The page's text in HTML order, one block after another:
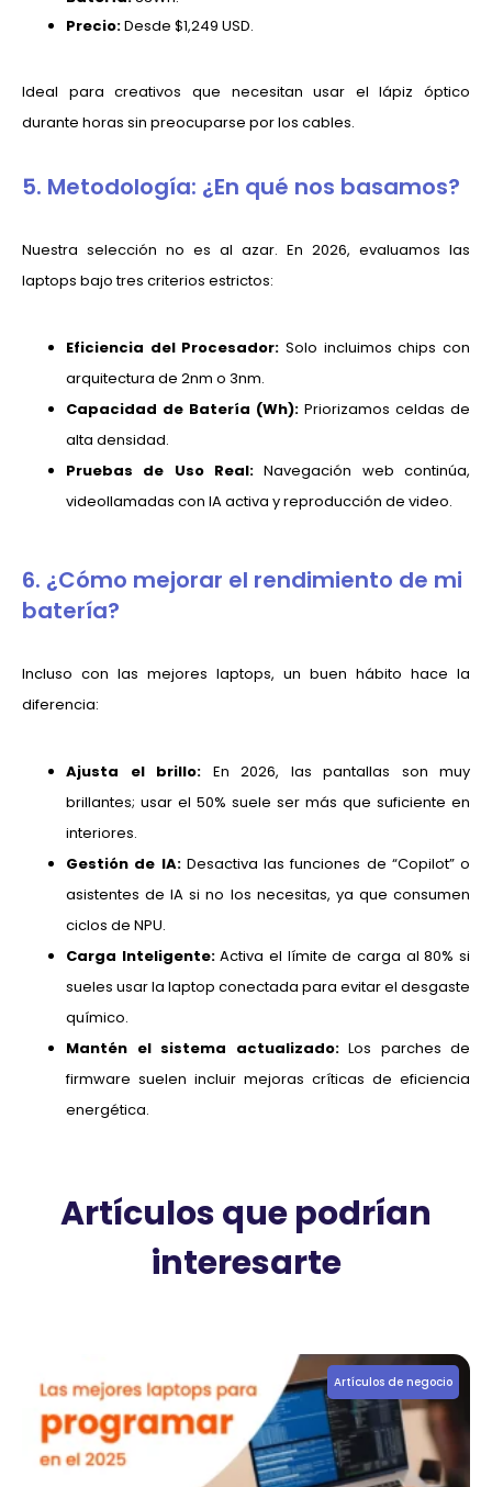
Precio:Desde $1,249 USD.
Ideal para creativos que necesitan usar el lápiz óptico
durante horas sin preocuparse por los cables.
5. Metodología: ¿En qué nos basamos?
Nuestra selección no es al azar. En 2026, evaluamos las
laptops bajo tres criterios estrictos:
Eficiencia del Procesador: Solo incluimos chips con
arquitectura de 2nm o 3nm.
Capacidad de Batería (Wh): Priorizamos celdas de
alta densidad.
Pruebas de Uso Real: Navegación web continúa,
videollamadas con IA activa y reproducción de video.
6. ¿Cómo mejorar el rendimiento de mi
batería?
Incluso con las mejores laptops, un buen hábito hace la
diferencia:
Ajusta el brillo: En 2026, las pantallas son muy
brillantes; usar el 50% suele ser más que suficiente en
interiores.
Gestión de IA:Desactiva las funciones de “Copilot” o
asistentes de IA si no los necesitas, ya que consumen
ciclos de NPU.
Carga Inteligente:Activa el límite de carga al 80% si
sueles usar la laptop conectada para evitar el desgaste
químico.
Mantén el sistema actualizado:Los parches de
firmware suelen incluir mejoras críticas de eficiencia
energética.
Artículos que podrían
interesarte
Artículos de negocio